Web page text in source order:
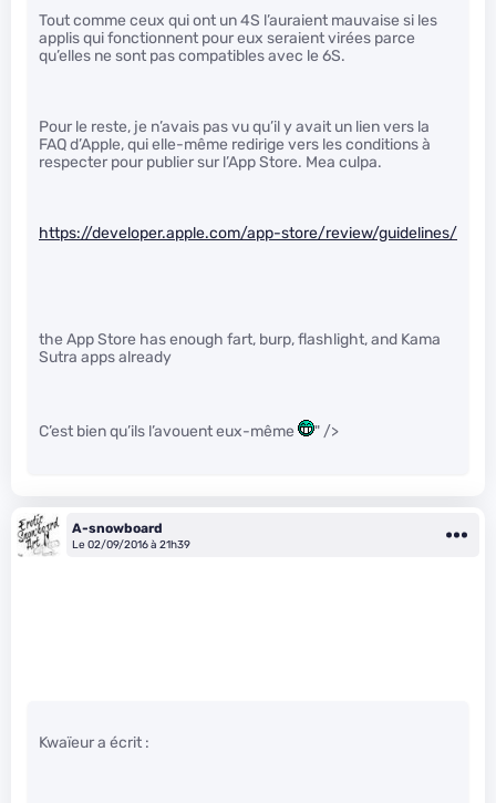
Tout comme ceux qui ont un 4S l’auraient mauvaise si les
applis qui fonctionnent pour eux seraient virées parce
qu’elles ne sont pas compatibles avec le 6S.
Pour le reste, je n’avais pas vu qu’il y avait un lien vers la
FAQ d’Apple, qui elle-même redirige vers les conditions à
respecter pour publier sur l’App Store. Mea culpa.
https://developer.apple.com/app-store/review/guidelines/
the App Store has enough fart, burp, flashlight, and Kama
Sutra apps already
C’est bien qu’ils l’avouent eux-même " />
A-snowboard
Le 02/09/2016 à 21h39
Kwaïeur a écrit :